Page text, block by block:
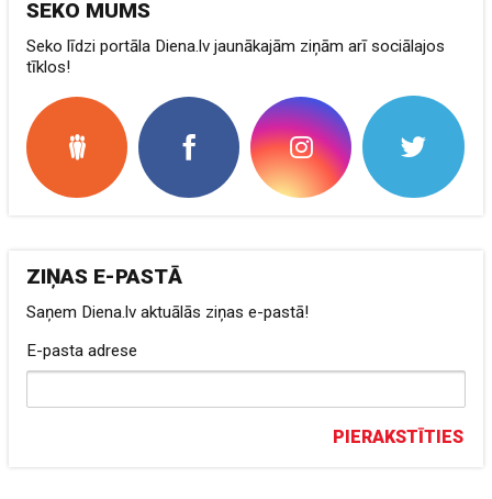
SEKO MUMS
Seko līdzi portāla Diena.lv jaunākajām ziņām arī sociālajos
tīklos!
ZIŅAS E-PASTĀ
Saņem Diena.lv aktuālās ziņas e-pastā!
E-pasta adrese
PIERAKSTĪTIES